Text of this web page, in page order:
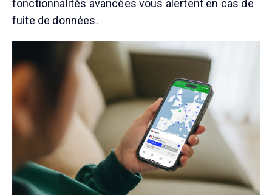
fonctionnalités avancées vous alertent en cas de
fuite de données.